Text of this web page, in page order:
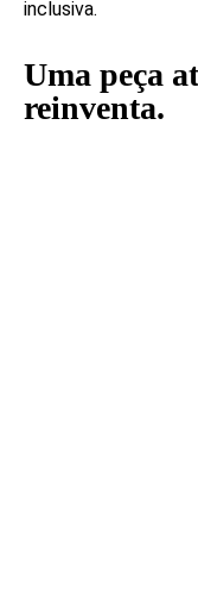
inclusiva.
Uma peça
reinventa.